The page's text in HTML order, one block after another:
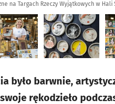
na Targach Rzeczy Wyjątkowych w Hali
było barwnie,
rękodzieło